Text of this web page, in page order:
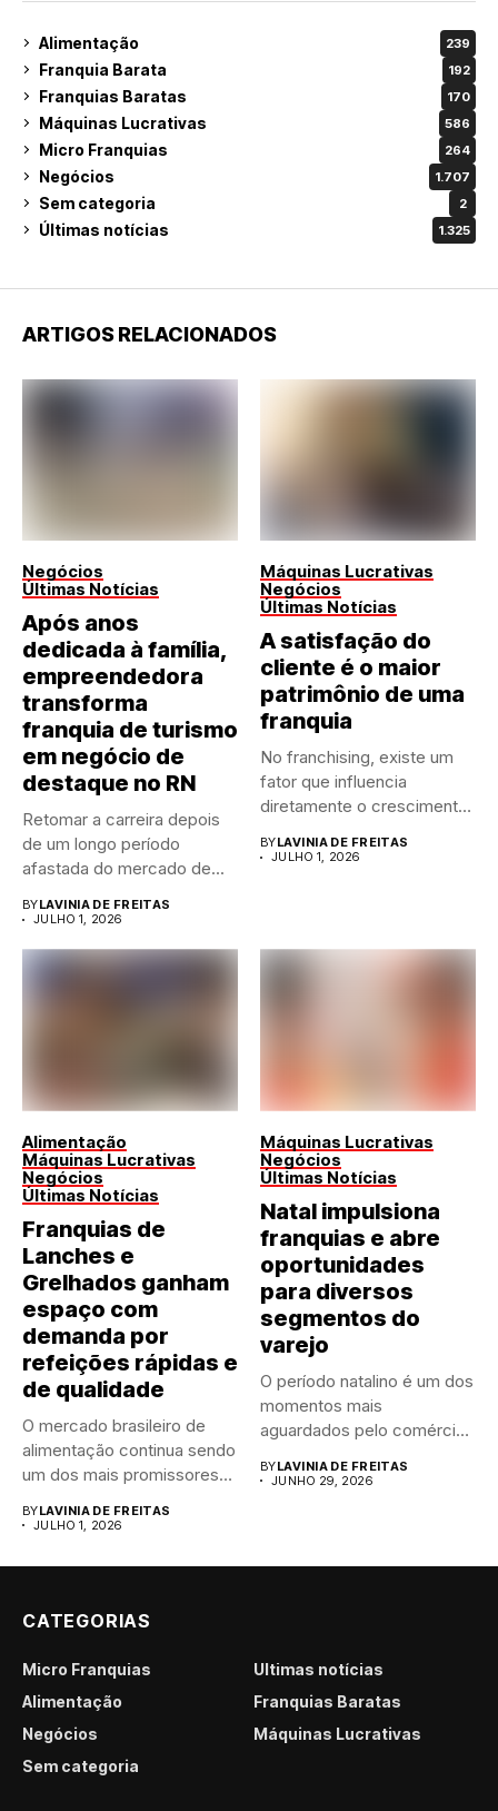
Alimentação 239
Franquia Barata 192
Franquias Baratas 170
Máquinas Lucrativas 586
Micro Franquias 264
Negócios 1.707
Sem categoria 2
Últimas notícias 1.325
ARTIGOS RELACIONADOS
Negócios
Últimas Notícias
Após anos
dedicada à família,
empreendedora
transforma
franquia de turismo
em negócio de
destaque no RN
Retomar a carreira depois
de um longo período
afastada do mercado de...
BYLAVINIA DE FREITAS
JULHO 1, 2026
Máquinas Lucrativas
Negócios
Últimas Notícias
A satisfação do
cliente é o maior
patrimônio de uma
franquia
No franchising, existe um
fator que influencia
diretamente o crescimento
BYLAVINIA DE FREITAS
JULHO 1, 2026
Alimentação
Máquinas Lucrativas
Negócios
Últimas Notícias
Franquias de
Lanches e
Grelhados ganham
espaço com
demanda por
refeições rápidas e
de qualidade
O mercado brasileiro de
alimentação continua sendo
um dos mais promissores
BYLAVINIA DE FREITAS
JULHO 1, 2026
Máquinas Lucrativas
Negócios
Últimas Notícias
Natal impulsiona
franquias e abre
oportunidades
para diversos
segmentos do
varejo
O período natalino é um dos
momentos mais
aguardados pelo comércio
BYLAVINIA DE FREITAS
JUNHO 29, 2026
CATEGORIAS
Micro Franquias
Últimas notícias
Alimentação
Franquias Baratas
Negócios
Máquinas Lucrativas
Sem categoria